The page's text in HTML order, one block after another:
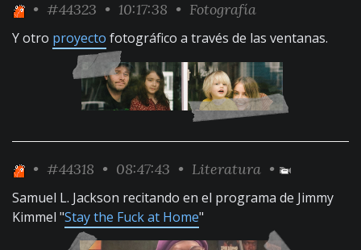
• #44323 • 10:17:38 • Fotografía
Y otro proyecto fotográfico a través de las ventanas.
• #44318 • 08:47:43 • Literatura •
Samuel L. Jackson recitando en el programa de Jimmy
Kimmel "Stay the Fuck at Home"